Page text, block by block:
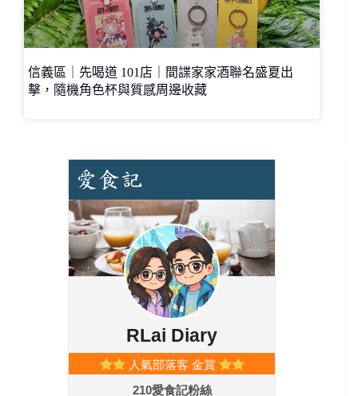
信義區｜先喝道 101店｜間諜家家酒聯名盛夏出
擊，隨機角色杯與質感周邊收藏